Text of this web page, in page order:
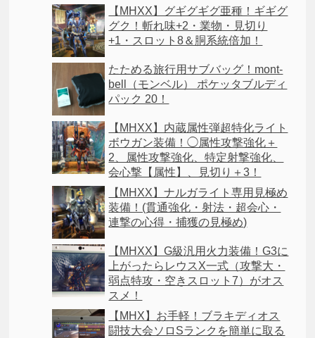
【MHXX】グギグギグ亜種！ギギグ
グク！斬れ味+2・業物・見切り
+1・スロット8＆胴系統倍加！
たためる旅行用サブバッグ！mont-
bell（モンベル） ポケッタブルディ
パック 20！
【MHXX】内蔵属性弾超特化ライト
ボウガン装備！◯属性攻撃強化＋
2、属性攻撃強化、特定射撃強化、
会心撃【属性】、見切り＋3！
【MHXX】ナルガライト専用見極め
装備！(貫通強化・射法・超会心・
連撃の心得・捕獲の見極め)
【MHXX】G級汎用火力装備！G3に
上がったらレウスX一式（攻撃大・
弱点特攻・空きスロット7）がオス
スメ！
【MHX】お手軽！ブラキディオス
闘技大会ソロSランクを簡単に取る